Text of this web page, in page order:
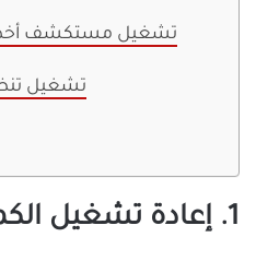
7. تشغيل مستكشف
8. تشغيل
1. إعادة تشغيل الكمبيوتر الخاص بك